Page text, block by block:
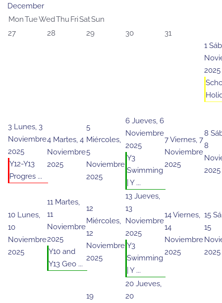
December
MonTueWedThu FriSatSun
27
28 29 30
31
1
2025
3 Lunes, 3
Noviembre
2025
Y12-Y13
Progres ...
4 Martes, 4
Noviembre
2025
5
Miércoles,
5
Noviembre
2025
6 Jueves, 6
Noviembre
2025
Y3
Swimming
| Y ...
7Viernes, 7
Noviembre
2025
8
8
2025
10 Lunes,
10
Noviembre
2025
11 Martes,
11
Noviembre
2025
Y10 and
Y13 Geo ...
12
Miércoles,
12
Noviembre
2025
13 Jueves,
13
Noviembre
2025
Y3
Swimming
| Y ...
14Viernes,
14
Noviembre
2025
15
15
2025
19
20 Jueves,
20